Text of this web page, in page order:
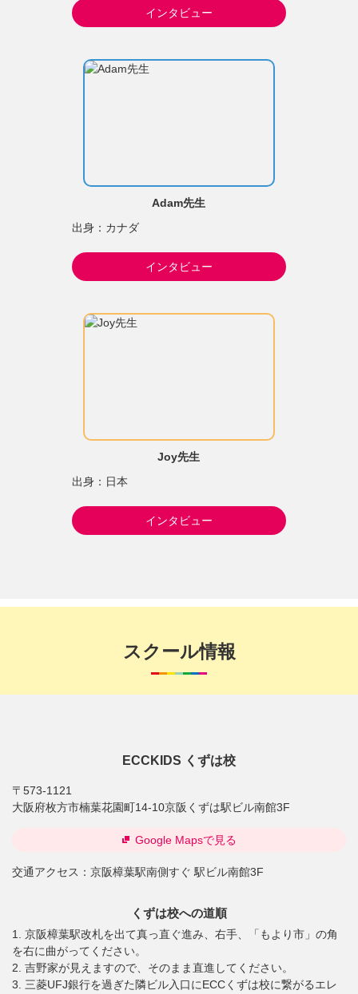
インタビュー
Adam先生
出身：カナダ
インタビュー
Joy先生
出身：日本
インタビュー
スクール情報
ECCKIDS くずは校
〒573-1121
大阪府枚方市楠葉花園町14-10京阪くずは駅ビル南館3F
交通アクセス： 京阪樟葉駅南側すぐ 駅ビル南館3F
Google Mapsで見る
くずは校への道順
1. 京阪樟葉駅改札を出て真っ直ぐ進み、右手、「もより市」の角
を右に曲がってください。
2. 吉野家が見えますので、そのまま直進してください。
3. 三菱UFJ銀行を過ぎた隣ビル入口にECCくずは校に繋がるエレ